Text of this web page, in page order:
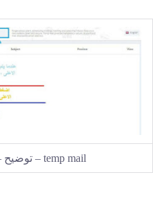
temp mail – توضيح – Geel Tany